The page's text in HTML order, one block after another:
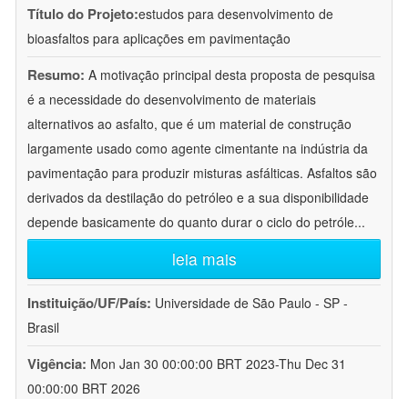
Título do Projeto:estudos para desenvolvimento de
bioasfaltos para aplicações em pavimentação
Resumo: A motivação principal desta proposta de pesquisa
é a necessidade do desenvolvimento de materiais
alternativos ao asfalto, que é um material de construção
largamente usado como agente cimentante na indústria da
pavimentação para produzir misturas asfálticas. Asfaltos são
derivados da destilação do petróleo e a sua disponibilidade
depende basicamente do quanto durar o ciclo do petróle...
leia mais
Instituição/UF/País: Universidade de São Paulo - SP -
Brasil
Vigência: Mon Jan 30 00:00:00 BRT 2023-Thu Dec 31
00:00:00 BRT 2026